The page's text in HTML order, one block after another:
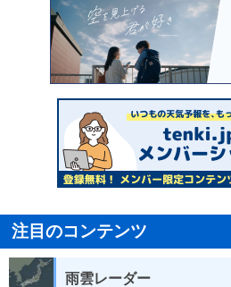
注目のコンテンツ
雨雲レーダー